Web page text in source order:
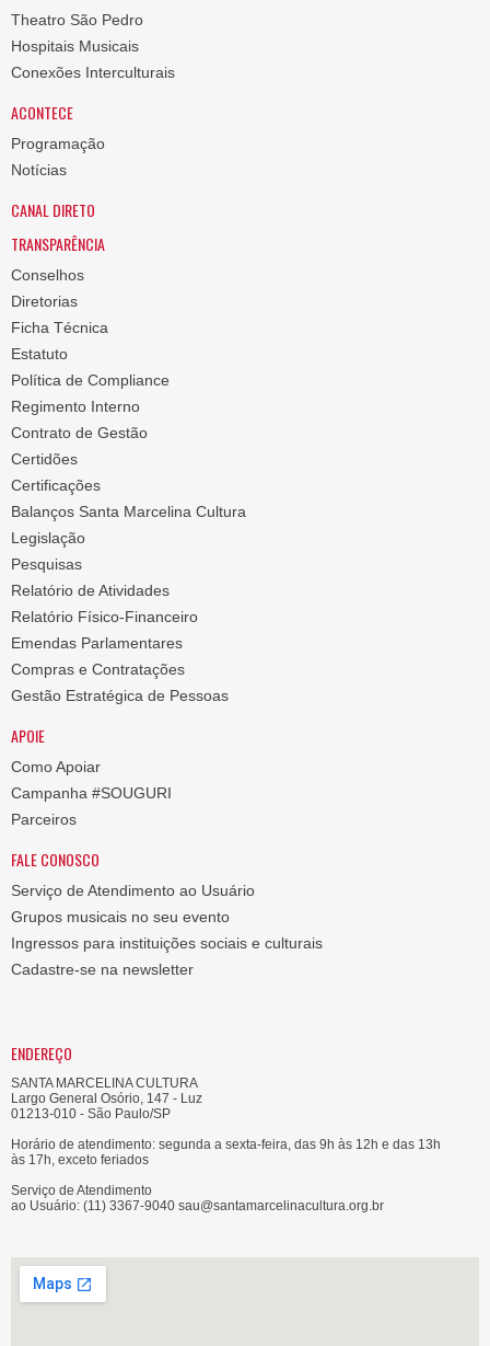
Theatro São Pedro
Hospitais Musicais
Conexões Interculturais
ACONTECE
Programação
Notícias
CANAL DIRETO
TRANSPARÊNCIA
Conselhos
Diretorias
Ficha Técnica
Estatuto
Política de Compliance
Regimento Interno
Contrato de Gestão
Certidões
Certificações
Balanços Santa Marcelina Cultura
Legislação
Pesquisas
Relatório de Atividades
Relatório Físico-Financeiro
Emendas Parlamentares
Compras e Contratações
Gestão Estratégica de Pessoas
APOIE
Como Apoiar
Campanha #SOUGURI
Parceiros
FALE CONOSCO
Serviço de Atendimento ao Usuário
Grupos musicais no seu evento
Ingressos para instituições sociais e culturais
Cadastre-se na newsletter
ENDEREÇO
SANTA MARCELINA CULTURA
Largo General Osório, 147 - Luz
01213-010 - São Paulo/SP
Horário de atendimento: segunda a sexta-feira, das 9h às 12h e das 13h
às 17h, exceto feriados
Serviço de Atendimento
ao Usuário: (11) 3367-9040 sau@santamarcelinacultura.org.br